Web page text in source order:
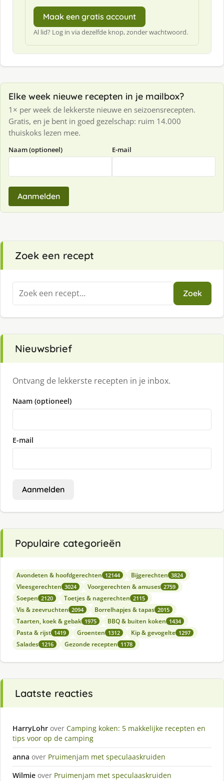
Maak een gratis account
Al lid? Log in via dezelfde knop, zonder wachtwoord.
Elke week nieuwe recepten in je mailbox?
1× per week de lekkerste nieuwe en seizoensrecepten.
Gratis, en je bent in goed gezelschap: ruim 14.000
thuiskoks lezen mee.
Naam (optioneel) E-mail
Aanmelden
Zoek een recept
Zoeken
naar:
Zoek
Nieuwsbrief
Ontvang de lekkerste recepten in je inbox.
Naam (optioneel)
E-mail
Aanmelden
Populaire categorieën
Avondeten & hoofdgerechten 12144 Bijgerechten 3824
Vleesgerechten 3024 Voorgerechten & amuses 2759
Soepen 2120 Toetjes & nagerechten 2115
Vis & zeevruchten 2094 Borrelhapjes & tapas 2015
Taarten, koek & gebak 1975 BBQ & buiten koken 1434
Pasta & rijst 1419 Groenten 1312 Kip & gevogelte 1297
Salades 1216 Gezonde recepten 1178
Laatste reacties
HarryLohr over Camping koken: 5 makkelijke recepten en
tips voor op de camping
anna over Pruimenjam met speculaaskruiden
Wilmie over Pruimenjam met speculaaskruiden